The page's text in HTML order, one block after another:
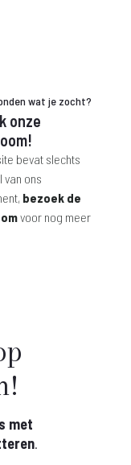
wat je zocht?
onze
bevat slechts
van ons
bezoek de
voor nog meer
met
.